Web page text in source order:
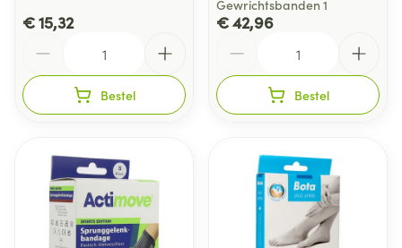
€ 15,32
Bestel
Gewrichtsbanden 1
€ 42,96
Bestel